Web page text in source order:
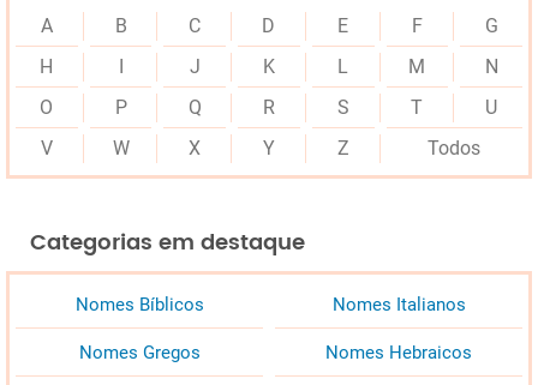
A B C D E F
G
H
J K L M
N
O
P Q R S T
U
V
W X Y Z Todos
Categorias em destaque
Nomes Bíblicos Nomes Italianos
Nomes Gregos Nomes Hebraicos